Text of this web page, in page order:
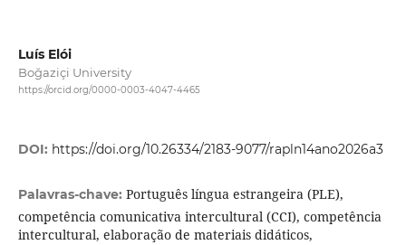
Luís Elói
Boğaziçi University
https://orcid.org/0000-0003-4047-4465
DOI: https://doi.org/10.26334/2183-9077/rapln14ano2026a3
Palavras-chave: Português língua estrangeira (PLE),
competência comunicativa intercultural (CCI), competência
intercultural, elaboração de materiais didáticos,